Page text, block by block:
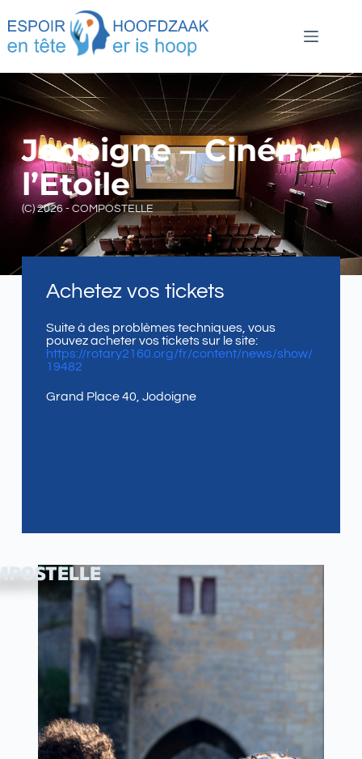
Jodoigne – Cinéma
l’Etoile
(C) 2026 - COMPOSTELLE
Achetez vos tickets
Suite à des problèmes techniques, vous
pouvez acheter vos tickets sur le site:
https://rotary2160.org/fr/content/news/show/
19482
Grand Place 40, Jodoigne